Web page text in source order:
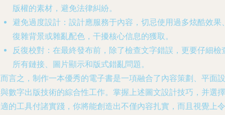
版權的素材，避免法律糾紛。
避免過度設計 ：設計應服務于內容，切忌使用過多炫酷效果
復雜背景或雜亂配色，干擾核心信息的獲取。
反復校對 ：在最終發布前，除了檢查文字錯誤，更要仔細檢
所有鏈接、圖片顯示和版式錯亂問題。
言之，制作一本優秀的電子書是一項融合了內容策劃、平面設
數字出版技術的綜合性工作。掌握上述圖文設計技巧，并選擇
的工具付諸實踐，你將能創造出不僅內容扎實，而且視覺上令